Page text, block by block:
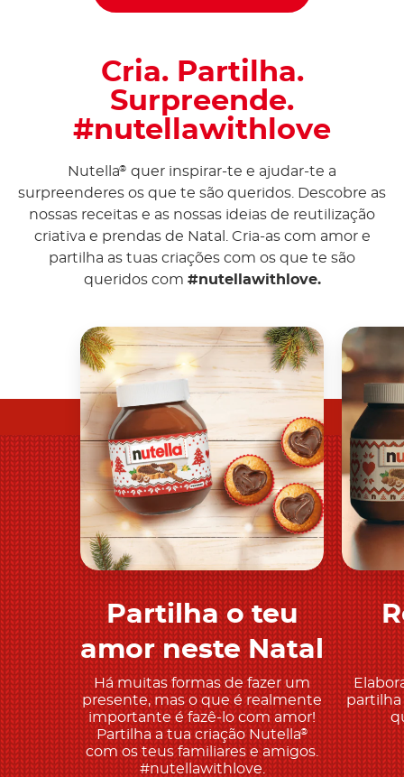
Cria. Partilha.
Surpreende.
#nutellawithlove
Nutella® quer inspirar-te e ajudar-te a
surpreenderes os que te são queridos. Descobre as
nossas receitas e as nossas ideias de reutilização
criativa e prendas de Natal. Cria-as com amor e
partilha as tuas criações com os que te são
queridos com #nutellawithlove.
Descobre mais
Partilha o teu
amor neste Natal
Há muitas formas de fazer um
presente, mas o que é realmente
importante é fazê-lo com amor!
Partilha a tua criação Nutella®
com os teus familiares e amigos.
#nutellawithlove.
partilha